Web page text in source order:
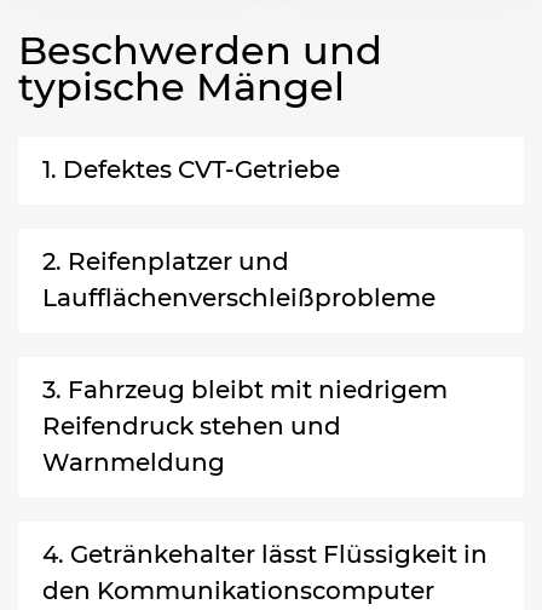
Beschwerden und
typische Mängel
1. Defektes CVT-Getriebe
2. Reifenplatzer und
Laufflächenverschleißprobleme
3. Fahrzeug bleibt mit niedrigem
Reifendruck stehen und
Warnmeldung
4. Getränkehalter lässt Flüssigkeit in
den Kommunikationscomputer